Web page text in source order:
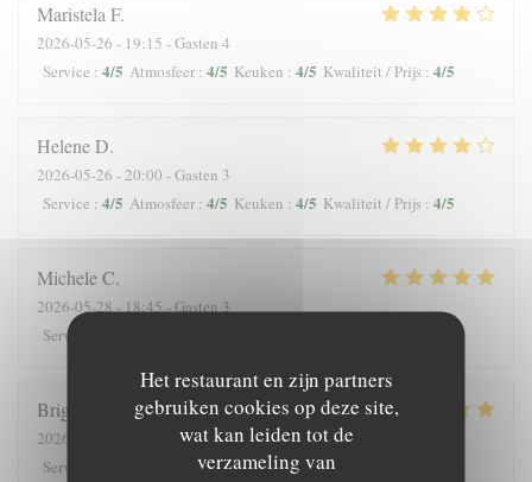
Het restaurant en zijn partners
gebruiken cookies op deze site,
wat kan leiden tot de
verzameling van
Maristela F
2026-05-26 - 19:15 - Gasten 4
Service : 4/5 Atmosfeer : 4/5 Keuken : 4/5 Kwaliteit / Prijs : 4/5
HeleneD
2026-05-26 - 20:00 - Gasten 3
Service : 4/5 Atmosfeer : 4/5 Keuken : 4/5 Kwaliteit / Prijs : 4/5
MicheleC
2026-05-28- 18:45 - Gasten 3
Service
Brigitte
2026-04-24
- 12:15 - Gasten 2
Service
:5/5 Keuken:5 /5 Kwaliteit / Prijs